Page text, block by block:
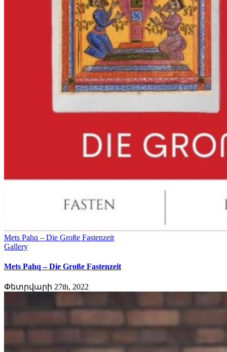
Mets Pahq – Die Große Fastenzeit
Gallery
Mets Pahq – Die Große Fastenzeit
Փետրվարի 27th, 2022